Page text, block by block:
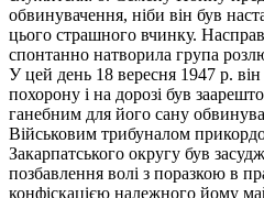
обвинувачення, ніби він був
цього страшного вчинку.
спонтанно натворила група
У цей день 18 вересня 1947 р.
похорону і на дорозі був
ганебним для його сану
Військовим трибуналом
Закарпатського округу був
позбавлення волі з поразкою в
конфіскацією належного йому